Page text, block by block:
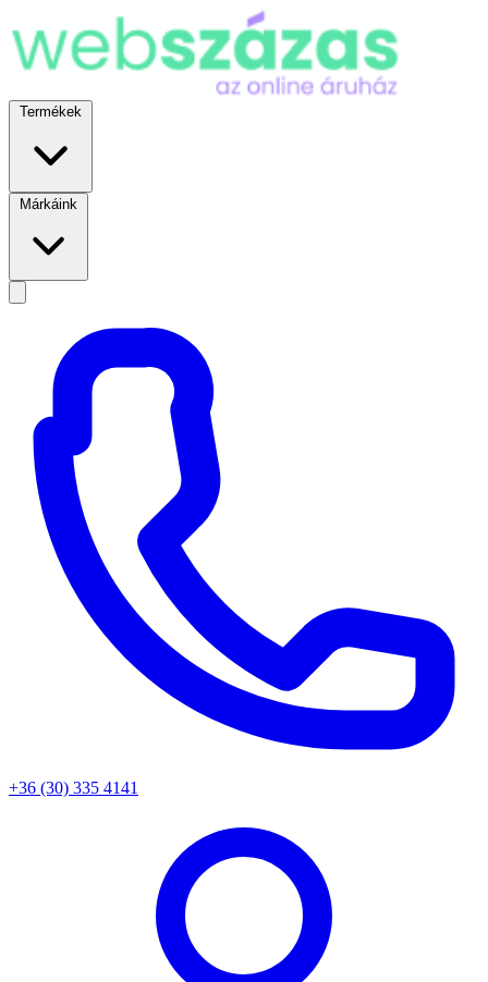
Termékek
Márkáink
+36 (30) 335 4141